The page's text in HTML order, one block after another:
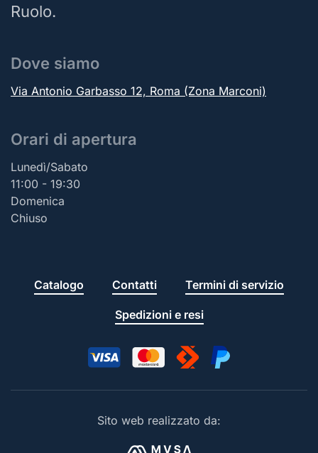
Ruolo.
Dove siamo
Via Antonio Garbasso 12, Roma (Zona Marconi)
Orari di apertura
Lunedì/Sabato
11:00 - 19:30
Domenica
Chiuso
Catalogo Contatti Termini di servizio
Spedizioni e resi
Sito web realizzato da: